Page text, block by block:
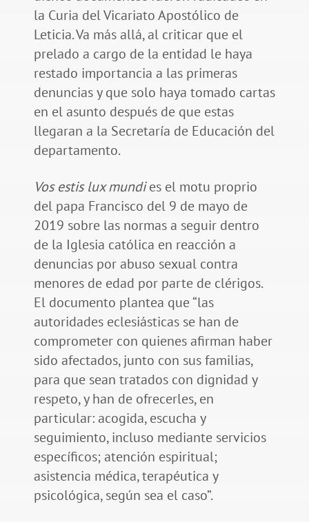
la Curia del Vicariato Apostólico de
Leticia. Va más allá, al criticar que el
prelado a cargo de la entidad le haya
restado importancia a las primeras
denuncias y que solo haya tomado cartas
en el asunto después de que estas
llegaran a la Secretaría de Educación del
departamento.
Vos estis lux mundies el motu proprio
del papa Francisco del 9 de mayo de
2019 sobre las normas a seguir dentro
de la Iglesia católica en reacción a
denuncias por abuso sexual contra
menores de edad por parte de clérigos.
El documento plantea que “las
autoridades eclesiásticas se han de
comprometer con quienes afirman haber
sido afectados, junto con sus familias,
para que sean tratados con dignidad y
respeto, y han de ofrecerles, en
particular: acogida, escucha y
seguimiento, incluso mediante servicios
específicos; atención espiritual;
asistencia médica, terapéutica y
psicológica, según sea el caso”.